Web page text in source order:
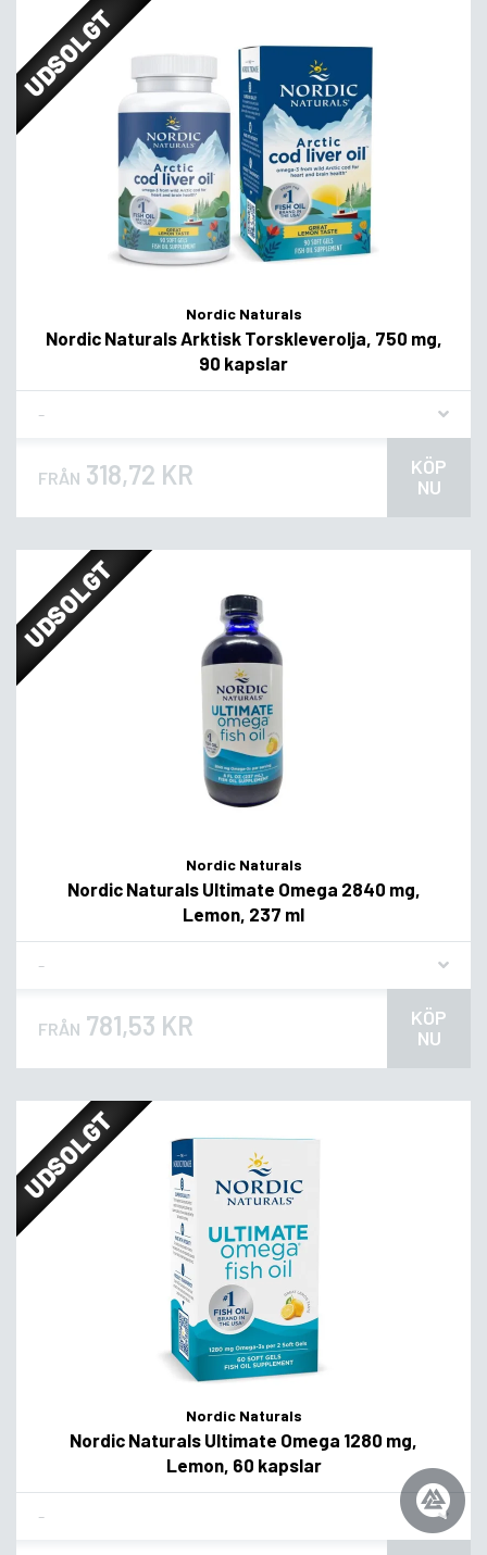
UDSOLGT
Nordic Naturals
Nordic Naturals Arktisk Torskleverolja, 750 mg,
90 kapslar
FRÅN 318,72 KR
KÖP
NU
UDSOLGT
Nordic Naturals
Nordic Naturals Ultimate Omega 2840 mg,
Lemon, 237 ml
FRÅN 781,53 KR
KÖP
NU
UDSOLGT
Nordic Naturals
Nordic Naturals Ultimate Omega 1280 mg,
Lemon, 60 kapslar